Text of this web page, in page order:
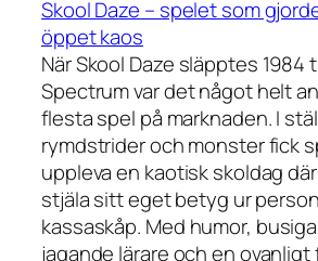
Skool Daze – spelet som
öppet kaos
När Skool Daze släpptes 1984
Spectrum var det något helt
flesta spel på marknaden. I
rymdstrider och monster fick
uppleva en kaotisk skoldag
stjäla sitt eget betyg ur
kassaskåp. Med humor,
jagande lärare och en ovanligt